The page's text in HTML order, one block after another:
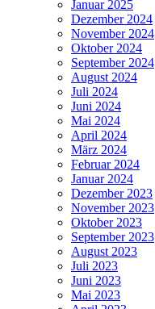
Januar 2025
Dezember 2024
November 2024
Oktober 2024
September 2024
August 2024
Juli 2024
Juni 2024
Mai 2024
April 2024
März 2024
Februar 2024
Januar 2024
Dezember 2023
November 2023
Oktober 2023
September 2023
August 2023
Juli 2023
Juni 2023
Mai 2023